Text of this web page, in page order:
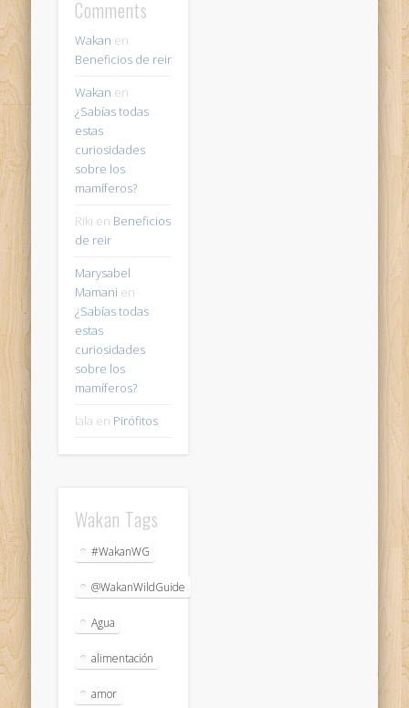
Comments
Wakan en
Beneficios de reir
Wakan en
¿Sabías todas
estas
curiosidades
sobre los
mamíferos?
Riki en Beneficios
de reir
Marysabel
Mamani en
¿Sabías todas
estas
curiosidades
sobre los
mamíferos?
lala en Pirófitos
Wakan Tags
#WakanWG
@WakanWildGuide
Agua
alimentación
amor